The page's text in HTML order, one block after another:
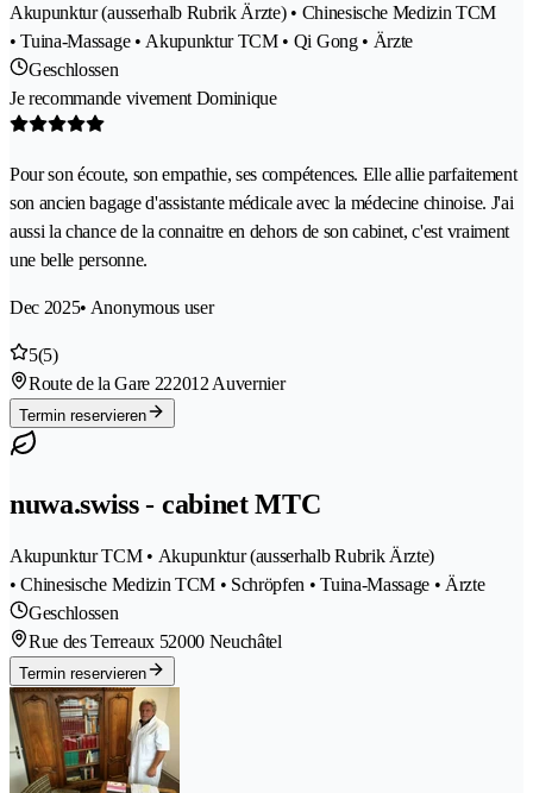
Akupunktur (ausserhalb Rubrik Ärzte) • Chinesische Medizin TCM
• Tuina-Massage • Akupunktur TCM • Qi Gong • Ärzte
Geschlossen
Je recommande vivement Dominique
Pour son écoute, son empathie, ses compétences. Elle allie parfaitement
son ancien bagage d'assistante médicale avec la médecine chinoise. J'ai
aussi la chance de la connaitre en dehors de son cabinet, c'est vraiment
une belle personne.
Dec 2025• Anonymous user
5(5)
Route de la Gare 222012 Auvernier
Termin reservieren
nuwa.swiss - cabinet MTC
Akupunktur TCM • Akupunktur (ausserhalb Rubrik Ärzte)
• Chinesische Medizin TCM • Schröpfen • Tuina-Massage • Ärzte
Geschlossen
Rue des Terreaux 52000 Neuchâtel
Termin reservieren